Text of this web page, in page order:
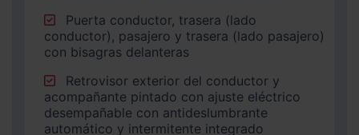
conductor), pasajero y trasera (lado pasajero)
con bisagras delanteras
acompañante pintado con ajuste eléctrico
desempañable con antideslumbrante
automático y intermitente integrado